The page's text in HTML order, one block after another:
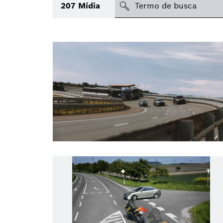
207 Mídia search
(1)
Região
Data de publicação
Tipo de mídia